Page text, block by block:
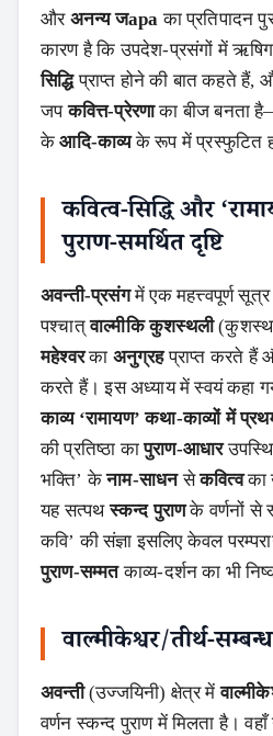
और अनन्य जapa का प्रतिपादन
कारण है कि उपदेश-प्रसंगों में
सिद्धिप्राप्त होने की बात कहते हैं,
जपकवित्त-प्रेरणाका बीज बनता
केआदि-काव्यके रूप में प्रस्फुटित
कवित्व-सिद्धि और
पुराण-समर्थित दृष्टि
अवन्ती-प्रसंगमें एक महत्त्वपूर्ण
पश्चात्वाल्मीकि कुशस्थली
महेश्वरका अनुग्रहप्राप्त करते हैं
करते हैं। इस अध्याय में स्वयं कहा
काव्य ‘रामायण’ कथा-काव्यों में
की प्रतिष्ठा कापुराण-आधार
भक्ति’ केनाम-साधनसेकवित्वका
यह सत्पथस्कन्द पुराणके वर्णनों से
कवि’ की संज्ञा इसलिए केवल
पुराण-सम्मतकाव्य-दर्शन का भी
वाल्मीकेश्वर/तीर्थ-
अवन्ती(उज्जयिनी) क्षेत्र में
वर्णन स्कन्द पुराण में मिलता है।